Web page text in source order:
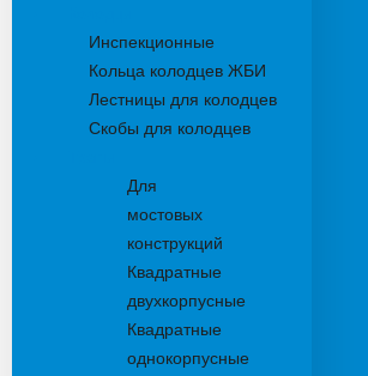
Инспекционные
Кольца колодцев ЖБИ
Лестницы для колодцев
Скобы для колодцев
Для
мостовых
конструкций
Квадратные
двухкорпусные
Квадратные
однокорпусные